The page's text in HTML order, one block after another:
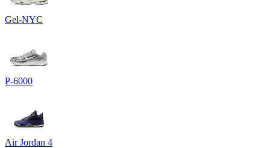
Gel-NYC
P-6000
Air Jordan 4